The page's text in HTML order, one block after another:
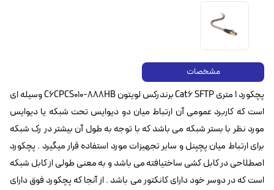
مشخصات
پچکورد ۱ متری Cat6 SFTP برندرکس لویتون C6CPCS010-888HB وسیله ای
است که کاربرد عمومی آن ارتباط میان دو دیوایس تحت شبکه یا دیوایس
مورد نظر با بستر شبکه می باشد که با توجه به طول آن بیشتر در رک شبکه
برای ارتباط میان پچپنل و سایر تجهیزات مورد استفاده قرار میگیرد . پچکورد
اصطلاحی در کابل کشی ساختیافته می باشد و به معنی طولی از کابل شبکه
است که در دوسر خود دارای کانکتور می باشد . از آنجا که پچکورد فوق دارای